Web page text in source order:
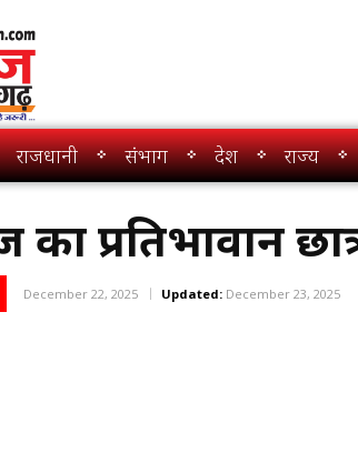
राजधानी संभाग देश राज्य
का प्रतिभावान
December 22, 2025 Updated: December 23, 2025